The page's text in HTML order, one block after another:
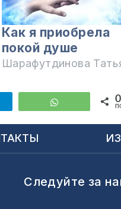
Как я приобрела
покой душе
Шарафутдинова
WhatsApp 0
Следуйте за